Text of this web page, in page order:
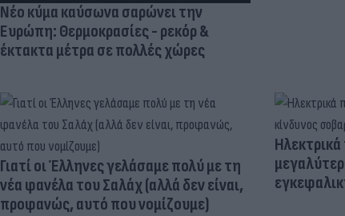
Νέο κύμα καύσωνα σαρώνει την
Ευρώπη: Θερμοκρασίες - ρεκόρ &
έκτακτα μέτρα σε πολλές χώρες
Γιατί οι Έλληνες γελάσαμε πολύ με τη
νέα φανέλα του Σαλάχ (αλλά δεν είναι,
προφανώς, αυτό που νομίζουμε)